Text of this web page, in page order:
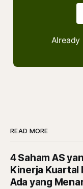
Already
READ MORE
4 Saham AS
Kinerja Kuartal
Ada yang